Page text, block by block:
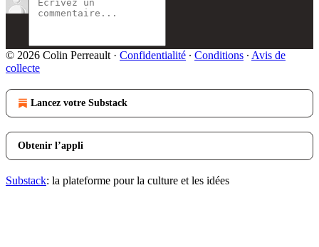
© 2026 Colin Perreault · Confidentialité ∙ Conditions ∙ Avis de
collecte
Lancez votre Substack
Obtenir l’appli
Substack: la plateforme pour la culture et les idées